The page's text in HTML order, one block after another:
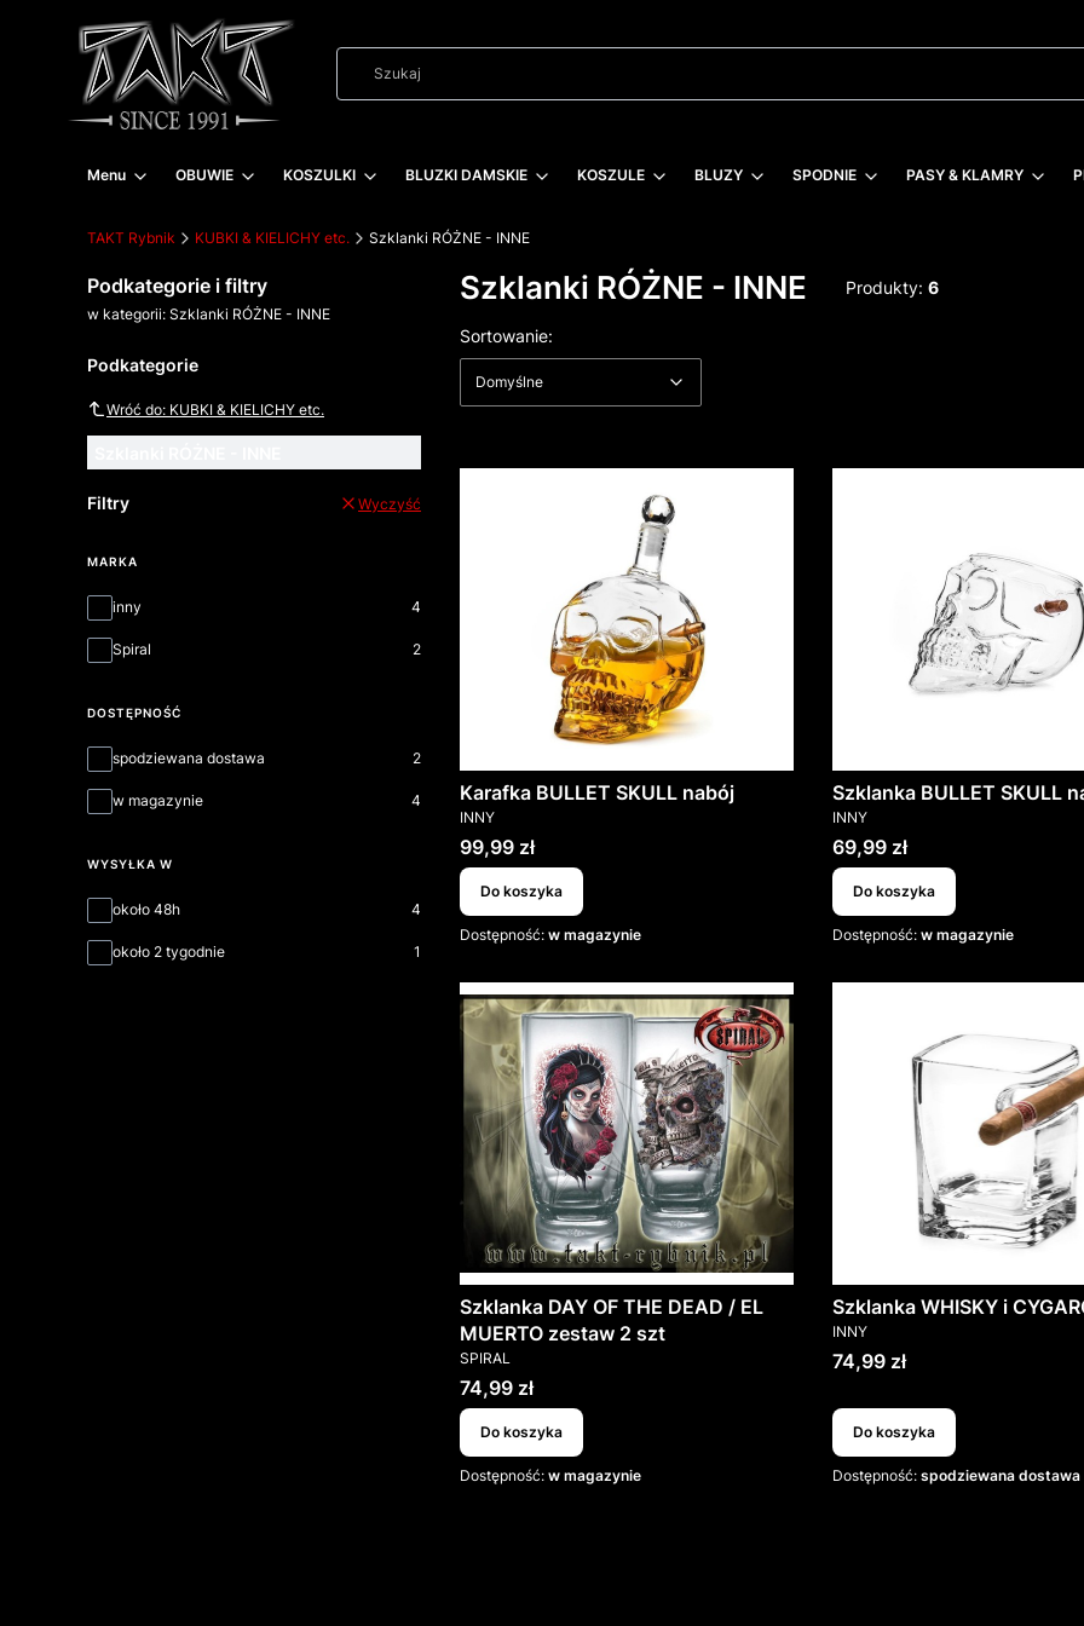
Menu OBUWIE KOSZULKI BLUZKI DAMSKIE KOSZULE BLUZY SPODNIE PASY & KLAMRY
TAKT Rybnik KUBKI & KIELICHY etc. Szklanki RÓŻNE - INNE
Podkategorie i filtry
w kategorii: Szklanki RÓŻNE - INNE
Podkategorie
Wróć do: KUBKI & KIELICHY etc.
Filtry Wyczyść
MARKA
Marka
inny 4
Spiral 2
DOSTĘPNOŚĆ
Dostępność
spodziewana dostawa 2
w magazynie 4
WYSYŁKA W
Wysyłka w
około 48h 4
około 2 tygodnie 1
Szklanki RÓŻNE - INNE Produkty: 6
Lista produktów
Sortowanie:
Domyślne
Karafka BULLET SKULL nabój
PRODUCENT
INNY
Cena
99,99 zł
Do koszyka
Dostępność: w magazynie
Szklanka BULLET SKULL
PRODUCENT
INNY
Cena
69,99 zł
Do koszyka
Dostępność: w magazynie
Szklanka DAY OF THE DEAD / EL
MUERTO zestaw 2 szt
PRODUCENT
SPIRAL
Cena
74,99 zł
Do koszyka
Dostępność: w magazynie
Szklanka WHISKY i
PRODUCENT
INNY
Cena
74,99 zł
Do koszyka
Dostępność: spodziewana dostawa